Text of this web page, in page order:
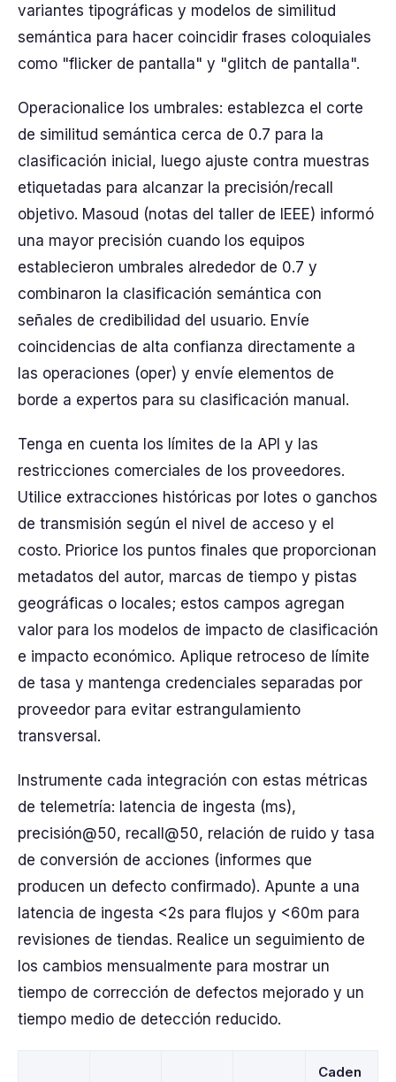
variantes tipográficas y modelos de similitud
semántica para hacer coincidir frases coloquiales
como "flicker de pantalla" y "glitch de pantalla".
Operacionalice los umbrales: establezca el corte
de similitud semántica cerca de 0.7 para la
clasificación inicial, luego ajuste contra muestras
etiquetadas para alcanzar la precisión/recall
objetivo. Masoud (notas del taller de IEEE) informó
una mayor precisión cuando los equipos
establecieron umbrales alrededor de 0.7 y
combinaron la clasificación semántica con
señales de credibilidad del usuario. Envíe
coincidencias de alta confianza directamente a
las operaciones (oper) y envíe elementos de
borde a expertos para su clasificación manual.
Tenga en cuenta los límites de la API y las
restricciones comerciales de los proveedores.
Utilice extracciones históricas por lotes o ganchos
de transmisión según el nivel de acceso y el
costo. Priorice los puntos finales que proporcionan
metadatos del autor, marcas de tiempo y pistas
geográficas o locales; estos campos agregan
valor para los modelos de impacto de clasificación
e impacto económico. Aplique retroceso de límite
de tasa y mantenga credenciales separadas por
proveedor para evitar estrangulamiento
transversal.
Instrumente cada integración con estas métricas
de telemetría: latencia de ingesta (ms),
precisión@50, recall@50, relación de ruido y tasa
de conversión de acciones (informes que
producen un defecto confirmado). Apunte a una
latencia de ingesta <2s para flujos y <60m para
revisiones de tiendas. Realice un seguimiento de
los cambios mensualmente para mostrar un
tiempo de corrección de defectos mejorado y un
tiempo medio de detección reducido.
Caden